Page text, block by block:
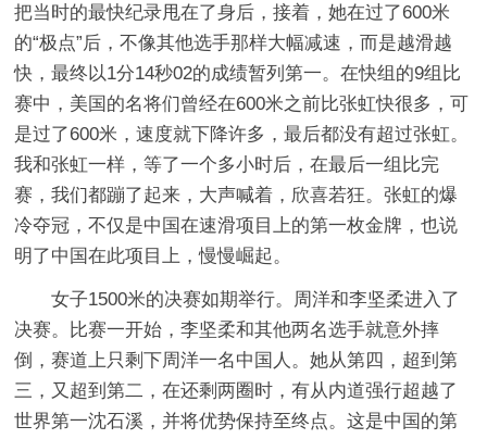
把当时的最快纪录甩在了身后，接着，她在过了600米
的“极点”后，不像其他选手那样大幅减速，而是越滑越
快，最终以1分14秒02的成绩暂列第一。在快组的9组比
赛中，美国的名将们曾经在600米之前比张虹快很多，可
是过了600米，速度就下降许多，最后都没有超过张虹。
我和张虹一样，等了一个多小时后，在最后一组比完
赛，我们都蹦了起来，大声喊着，欣喜若狂。张虹的爆
冷夺冠，不仅是中国在速滑项目上的第一枚金牌，也说
明了中国在此项目上，慢慢崛起。
女子1500米的决赛如期举行。周洋和李坚柔进入了
决赛。比赛一开始，李坚柔和其他两名选手就意外摔
倒，赛道上只剩下周洋一名中国人。她从第四，超到第
三，又超到第二，在还剩两圈时，有从内道强行超越了
世界第一沈石溪，并将优势保持至终点。这是中国的第